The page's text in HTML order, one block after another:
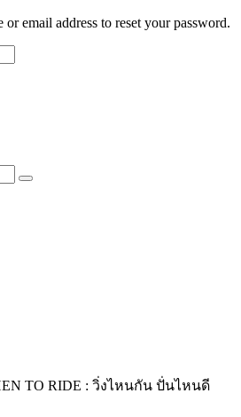
or email address to reset your password.
TO RIDE : วิ่งไหนกัน ปั่นไหนดี